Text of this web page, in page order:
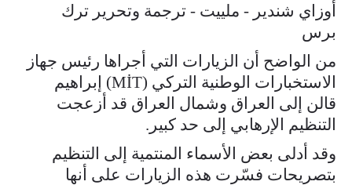
أوزاي شندير - ملييت - ترجمة وتحرير ترك
برس
من الواضح أن الزيارات التي أجراها رئيس جهاز
الاستخبارات الوطنية التركي (MİT) إبراهيم
قالن إلى العراق وشمال العراق قد أزعجت
التنظيم الإرهابي إلى حد كبير.
وقد أدلى بعض الأسماء المنتمية إلى التنظيم
بتصريحات فسّرت هذه الزيارات على أنها